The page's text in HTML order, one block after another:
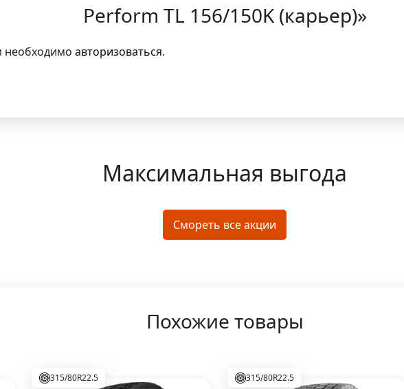
Perform TL 156/150K (карьер)»
необходимо авторизоваться.
Максимальная выгода
Смореть все акции
Похожие товары
315/80R22.5 315/80R22.5